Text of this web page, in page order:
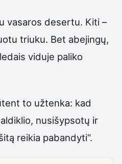
vasaros desertu. Kiti –
triuku. Bet abejingų,
viduje paliko
to užtenka: kad
nusišypsotų ir
reikia pabandyti“.